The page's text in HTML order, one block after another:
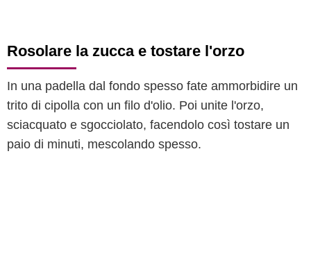
Rosolare la zucca e tostare l'orzo
In una padella dal fondo spesso fate ammorbidire un
trito di cipolla con un filo d'olio. Poi unite l'orzo,
sciacquato e sgocciolato, facendolo così tostare un
paio di minuti, mescolando spesso.